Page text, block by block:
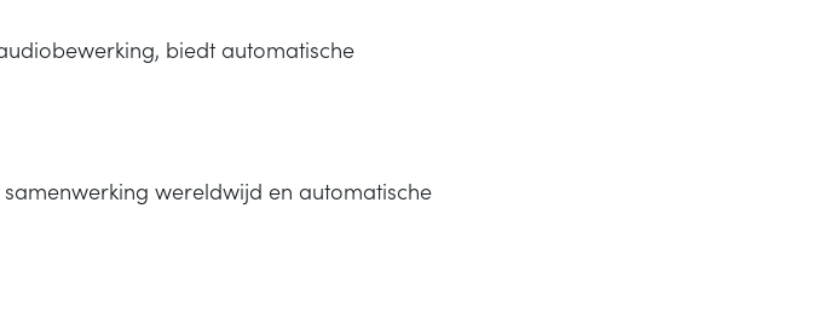
biedt automatische
wereldwijd en automatische